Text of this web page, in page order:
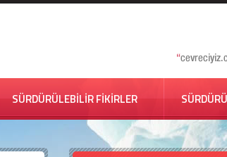
SÜRDÜRÜLEBİLİR FİKİRLER